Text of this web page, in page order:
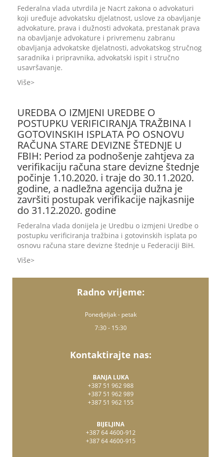
Federalna vlada utvrdila je Nacrt zakona o advokaturi
koji uređuje advokatsku djelatnost, uslove za obavljanje
advokature, prava i dužnosti advokata, prestanak prava
na obavljanje advokature i privremenu zabranu
obavljanja advokatske djelatnosti, advokatskog stručnog
saradnika i pripravnika, advokatski ispit i stručno
usavršavanje.
Više
UREDBA O IZMJENI UREDBE O
POSTUPKU VERIFICIRANJA TRAŽBINA I
GOTOVINSKIH ISPLATA PO OSNOVU
RAČUNA STARE DEVIZNE ŠTEDNJE U
FBIH: Period za podnošenje zahtjeva za
verifikaciju računa stare devizne štednje
počinje 1.10.2020. i traje do 30.11.2020.
godine, a nadležna agencija dužna je
završiti postupak verifikacije najkasnije
do 31.12.2020. godine
Federalna vlada donijela je Uredbu o izmjeni Uredbe o
postupku verificiranja tražbina i gotovinskih isplata po
osnovu računa stare devizne štednje u Federaciji BiH.
Više
Radno vrijeme:
Ponedjeljak - petak
7:30 - 15:30
Kontaktirajte nas:
BANJA LUKA
+387 51 962 988
+387 51 962 989
+387 51 962 155
BIJELJINA
+387 64 4600-912
+387 64 4600-915